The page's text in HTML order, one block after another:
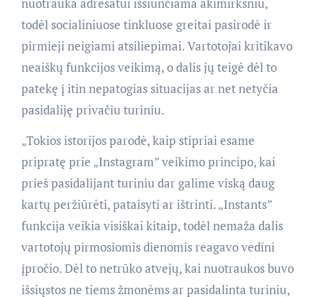
todėl socialiniuose tinkluose greitai pasirodė ir
pirmieji neigiami atsiliepimai. Vartotojai kritikavo
neaiškų funkcijos veikimą, o dalis jų teigė dėl to
patekę į itin nepatogias situacijas ar net netyčia
pasidaliję privačiu turiniu.
„Tokios istorijos parodė, kaip stipriai esame
pripratę prie „Instagram” veikimo principo, kai
prieš pasidalijant turiniu dar galime viską daug
kartų peržiūrėti, pataisyti ar ištrinti. „Instants”
funkcija veikia visiškai kitaip, todėl nemaža dalis
vartotojų pirmosiomis dienomis reagavo vedini
įpročio. Dėl to netrūko atvejų, kai nuotraukos buvo
išsiųstos ne tiems žmonėms ar pasidalinta turiniu,